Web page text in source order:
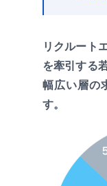
リクルート
を牽引する
幅広い層の
す。